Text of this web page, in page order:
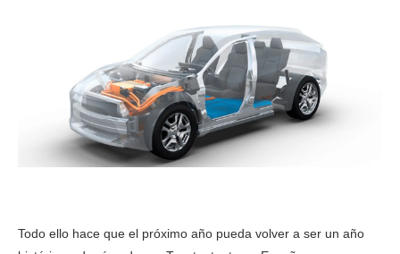
Todo ello hace que el próximo año pueda volver a ser un año